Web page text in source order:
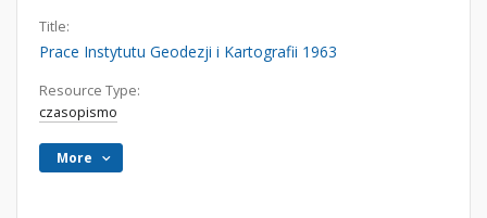
Title:
Prace Instytutu Geodezji i Kartografii 1963
Resource Type:
czasopismo
More